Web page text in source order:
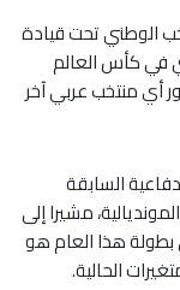
الوطني تحت قيادة
في كأس العالم
أي منتخب عربي آخر
السابقة
مشيرا إلى
هذا العام هو
الحالية.